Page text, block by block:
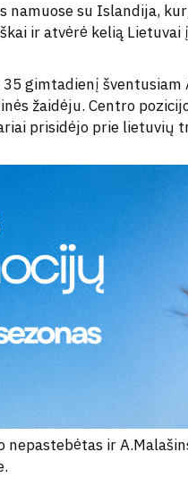
namuose su Islandija,
ir atvėrė kelią
gimtadienį
žaidėju. Centro
prisidėjo prie lietuvių
nepastebėtas ir